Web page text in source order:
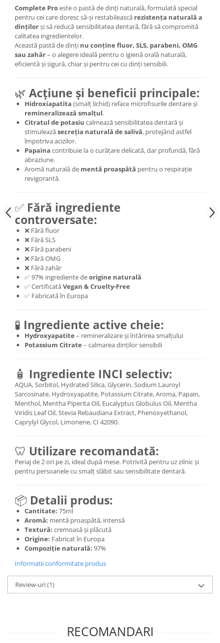
Mary & May
COSRX
BIODANCE
OOTD
Cettua
Medicube
ARIUL
Dr. Althea
DELLA BORN
Seleniu
Seminte de in
Silimarina
Spirulina
Ulei de peste
Ulei MCT
Vitamina A
Vitamina B
Vitamina C
Vitamina D
Vitamina E
Zinc
Cătină
Chlorella
Colina
Electroliti
Produse Apicole
Complete Proeste o pastă de dinți naturală, formulată special
pentru cei care doresc să-și restabilească rezistența naturală a
dințilorși să reducă sensibilitatea dentară, fără să compromită
calitatea ingredientelor.
Această pastă de dinți nu conține fluor, SLS, parabeni, OMG
sau zahăr– o alegere ideală pentru o igienă orală naturală,
eficientă și sigură, chiar și pentru cei cu dinți sensibili.
🌿 Acțiune și beneficii principale:
Hidroxiapatita (smalț lichid) reface microfisurile dentare și
remineralizează smalțul.
Citratul de potasiu calmează sensibilitatea dentară și
stimuleazăsecreția naturală de salivă, protejând astfel
împotriva acizilor.
Papaina contribuie la o curățare delicată, dar profundă, fără
abraziune.
Aromă naturală de mentă proaspătă pentru o respirație
revigorantă.
✅ Fără ingrediente
controversate:
❌ Fără fluor
❌ Fără SLS
❌ Fără parabeni
❌ Fără OMG
❌ Fără zahăr
✅ 97% ingrediente deorigine naturală
✅ CertificatăVegan & Cruelty-Free
✅ Fabricată în Europa
🧪 Ingrediente active cheie:
Hydroxyapatite – remineralizare și întărirea smalțului
Potassium Citrate – calmarea dinților sensibili
🧴 Ingrediente INCI selectiv:
AQUA, Sorbitol, Hydrated Silica, Glycerin, Sodium Lauroyl
Sarcosinate, Hydroxyapatite, Potassium Citrate, Aroma, Papain,
Menthol, Mentha Piperita Oil, Eucalyptus Globulus Oil, Mentha
Viridis Leaf Oil, Stevia Rebaudiana Extract, Phenoxyethanol,
Caprylyl Glycol, Limonene, CI 42090.
🦷 Utilizare recomandată:
Periaj de 2 ori pe zi, ideal după mese. Potrivită pentru uz zilnic și
pentru persoanele cu smalț slăbit sau sensibilitate dentară.
📦 Detalii produs:
Cantitate: 75ml
Aromă: mentă proaspătă, intensă
Textură: cremoasă și plăcută
Origine: Fabricat în Europa
Compoziție naturală: 97%
Informatii conformitate produs
Review-uri(1)
RECOMANDARI